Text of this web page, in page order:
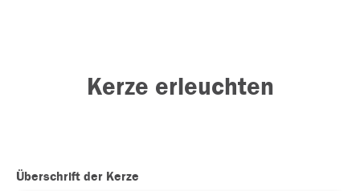
Kerze erleuchten
Überschrift der Kerze